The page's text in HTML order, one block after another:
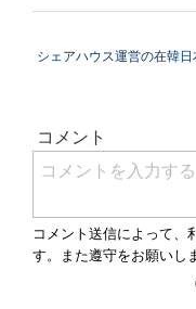
シェアハウス運営の在韓